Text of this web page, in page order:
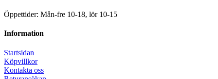
Öppettider: Mån-fre 10-18, lör 10-15
Information
Startsidan
Köpvillkor
Kontakta oss